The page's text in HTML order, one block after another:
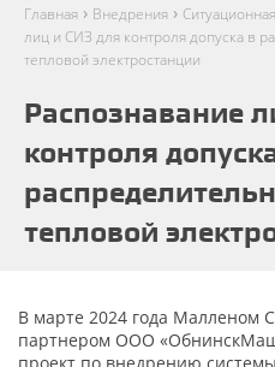
Главная › Внедрения ›
лиц и СИЗ для контроля допуска в
тепловой электростанции
Распознавание
контроля
тепловой
В марте 2024 года Малленом
партнером ООО